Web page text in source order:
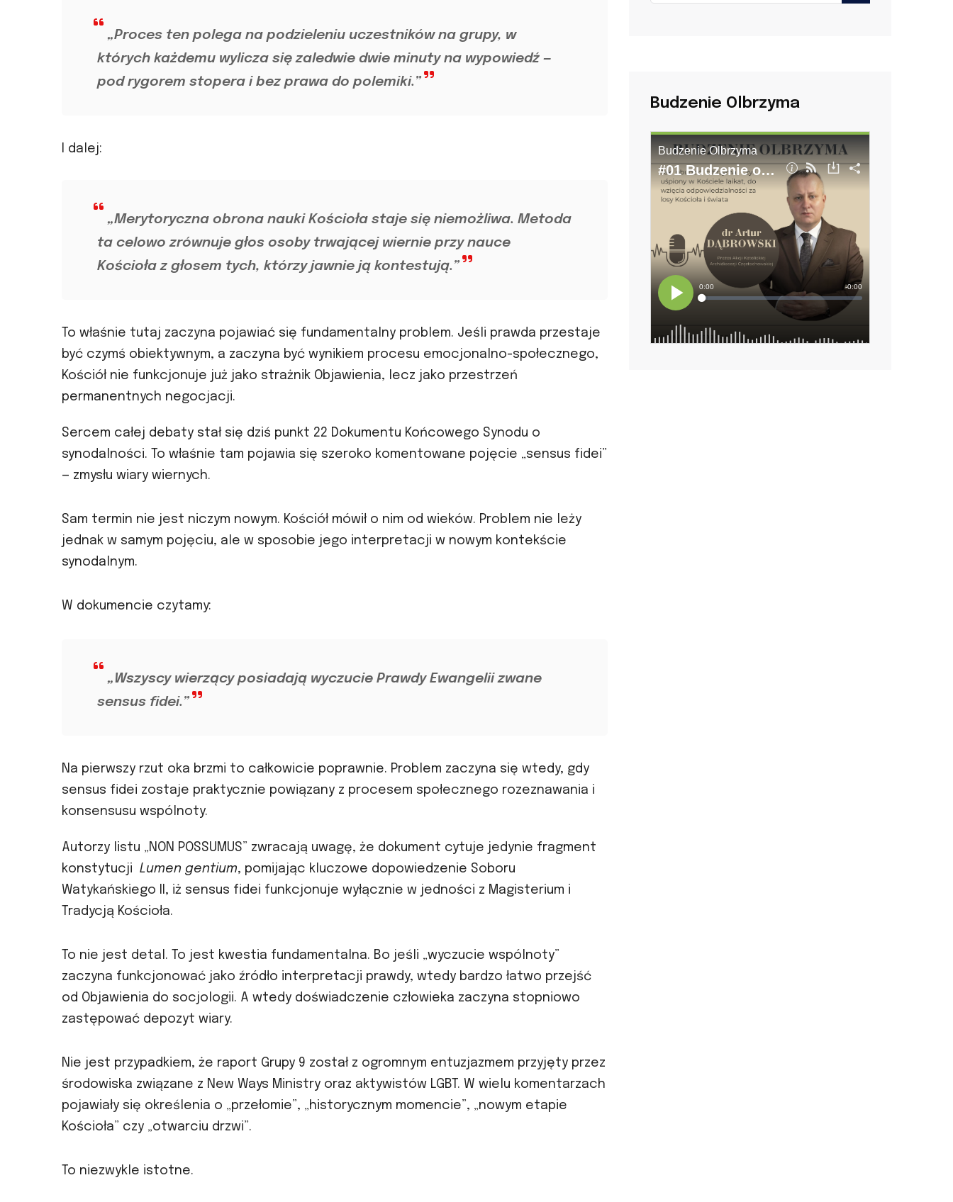
„Proces ten polega na podzieleniu uczestników na grupy, w
których każdemu wylicza się zaledwie dwie minuty na wypowiedź —
pod rygorem stopera i bez prawa do polemiki.”
I dalej:
„Merytoryczna obrona nauki Kościoła staje się niemożliwa. Metoda
ta celowo zrównuje głos osoby trwającej wiernie przy nauce
Kościoła z głosem tych, którzy jawnie ją kontestują.”
To właśnie tutaj zaczyna pojawiać się fundamentalny problem. Jeśli prawda przestaje
być czymś obiektywnym, a zaczyna być wynikiem procesu emocjonalno-społecznego,
Kościół nie funkcjonuje już jako strażnik Objawienia, lecz jako przestrzeń
permanentnych negocjacji.
Sercem całej debaty stał się dziś punkt 22 Dokumentu Końcowego Synodu o
synodalności. To właśnie tam pojawia się szeroko komentowane pojęcie „sensus fidei”
— zmysłu wiary wiernych.
Sam termin nie jest niczym nowym. Kościół mówił o nim od wieków. Problem nie leży
jednak w samym pojęciu, ale w sposobie jego interpretacji w nowym kontekście
synodalnym.
W dokumencie czytamy:
„Wszyscy wierzący posiadają wyczucie Prawdy Ewangelii zwane
sensus fidei.”
Na pierwszy rzut oka brzmi to całkowicie poprawnie. Problem zaczyna się wtedy, gdy
sensus fidei zostaje praktycznie powiązany z procesem społecznego rozeznawania i
konsensusu wspólnoty.
Autorzy listu „NON POSSUMUS” zwracają uwagę, że dokument cytuje jedynie fragment
konstytucji
Lumen gentium, pomijając kluczowe dopowiedzenie Soboru
Watykańskiego II, iż sensus fidei funkcjonuje wyłącznie w jedności z Magisterium i
Tradycją Kościoła.
To nie jest detal. To jest kwestia fundamentalna. Bo jeśli „wyczucie wspólnoty”
zaczyna funkcjonować jako źródło interpretacji prawdy, wtedy bardzo łatwo przejść
od Objawienia do socjologii. A wtedy doświadczenie człowieka zaczyna stopniowo
zastępować depozyt wiary.
Nie jest przypadkiem, że raport Grupy 9 został z ogromnym entuzjazmem przyjęty przez
środowiska związane z New Ways Ministry oraz aktywistów LGBT. W wielu komentarzach
pojawiały się określenia o „przełomie”, „historycznym momencie”, „nowym etapie
Kościoła” czy „otwarciu drzwi”.
To niezwykle istotne.
Budzenie Olbrzyma